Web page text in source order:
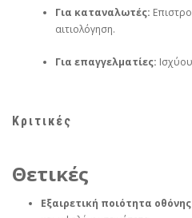
Για καταναλωτές:
αιτιολόγηση.
Για επαγγελματίες:
Κριτικές
Θετικές
Εξαιρετική ποιότητα οθόνης